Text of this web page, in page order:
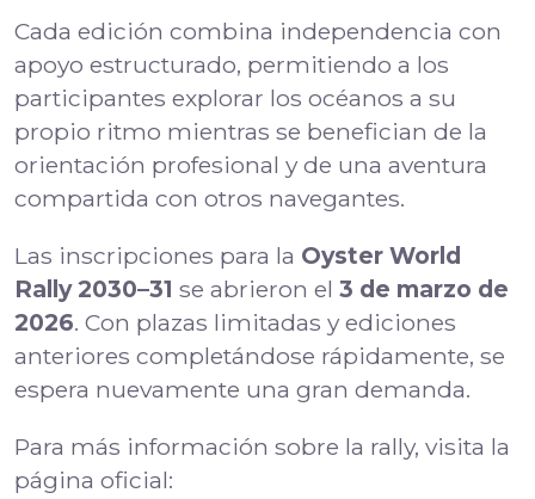
Cada edición combina independencia con
apoyo estructurado, permitiendo a los
participantes explorar los océanos a su
propio ritmo mientras se benefician de la
orientación profesional y de una aventura
compartida con otros navegantes.
Las inscripciones para la Oyster World
Rally 2030–31 se abrieron el 3 de marzo de
2026. Con plazas limitadas y ediciones
anteriores completándose rápidamente, se
espera nuevamente una gran demanda.
Para más información sobre la rally, visita la
página oficial: